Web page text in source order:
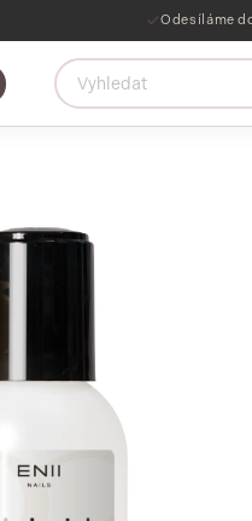
Odesíláme